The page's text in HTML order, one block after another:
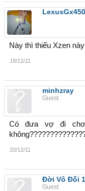
LexusGx450
Này thì thiếu Xzen này
18/12/11
minhzray
Guest
Có đưa vợ đi
20/12/11
Đời Vô Đối 1
Guest